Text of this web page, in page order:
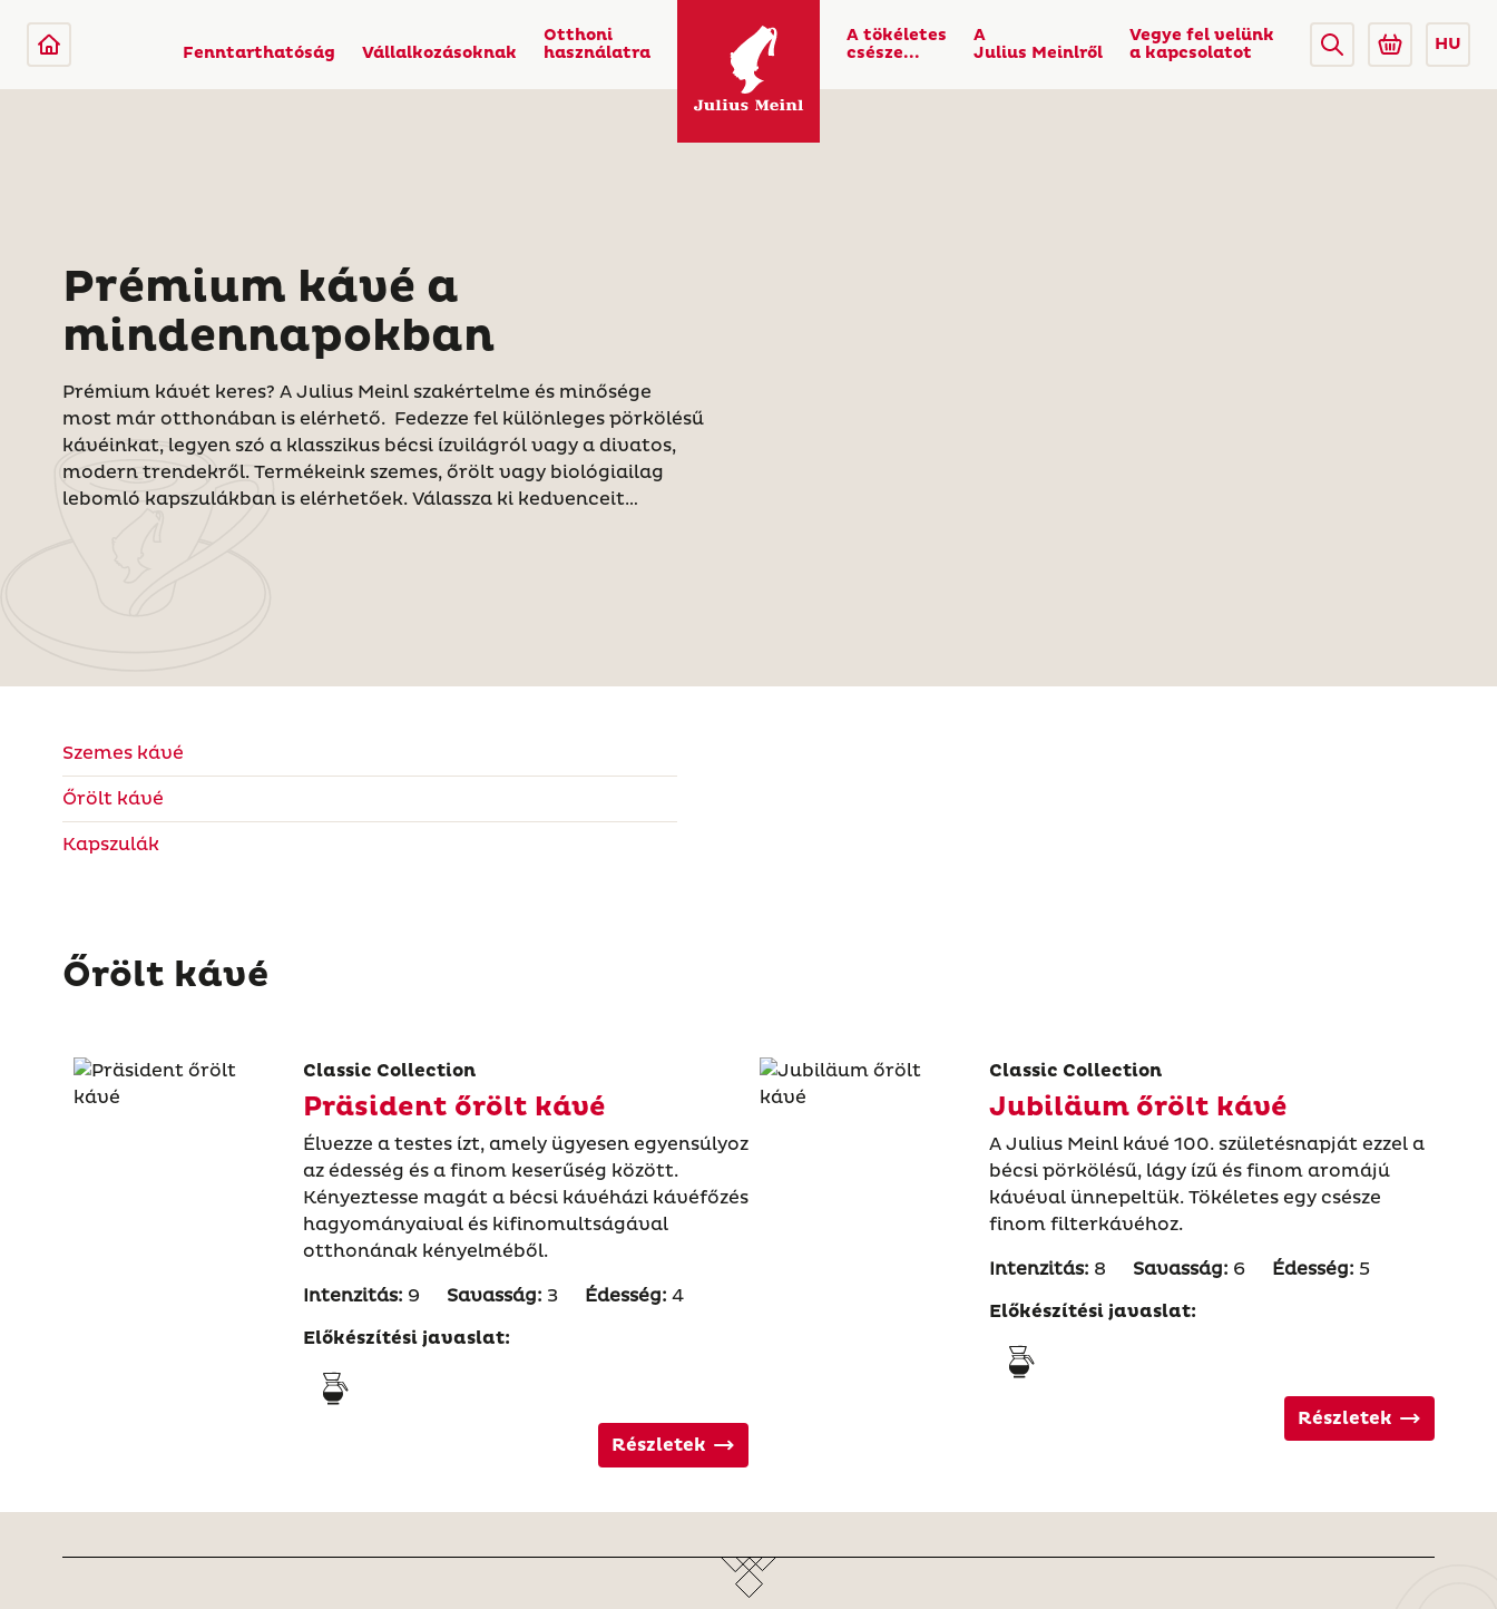
Fenntarthatóság Vállalkozásoknak
Otthoni
használatra
A tökéletes
csésze...
A
Julius Meinlről
Vegye fel velünk
a kapcsolatot
HU
Prémium kávé a
mindennapokban
Prémium kávét keres? A Julius Meinl szakértelme és minősége
most már otthonában is elérhető. Fedezze fel különleges pörkölésű
kávéinkat, legyen szó a klasszikus bécsi ízvilágról vagy a divatos,
modern trendekről. Termékeink szemes, őrölt vagy biológiailag
lebomló kapszulákban is elérhetőek. Válassza ki kedvenceit…
Szemes kávé
Őrölt kávé
Kapszulák
Őrölt kávé
Classic Collection
Präsident őrölt kávé
Élvezze a testes ízt, amely ügyesen egyensúlyoz
az édesség és a finom keserűség között.
Kényeztesse magát a bécsi kávéházi kávéfőzés
hagyományaival és kifinomultságával
otthonának kényelméből.
Intenzitás: 9 Savasság: 3 Édesség: 4
Előkészítési javaslat:
Részletek
Classic Collection
Jubiläum őrölt kávé
A Julius Meinl kávé 100. születésnapját ezzel a
bécsi pörkölésű, lágy ízű és finom aromájú
kávéval ünnepeltük. Tökéletes egy csésze
finom filterkávéhoz.
Intenzitás: 8 Savasság: 6 Édesség: 5
Előkészítési javaslat:
Részletek